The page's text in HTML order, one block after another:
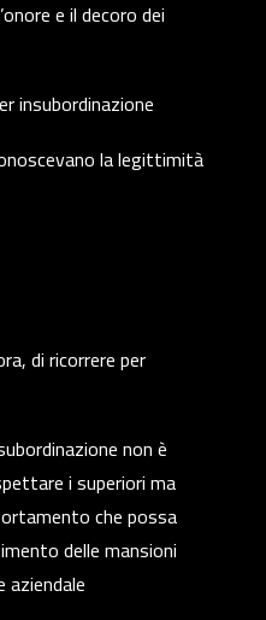
e il decoro dei
insubordinazione
la legittimità
di ricorrere per
non è
i superiori ma
che possa
delle mansioni
aziendale